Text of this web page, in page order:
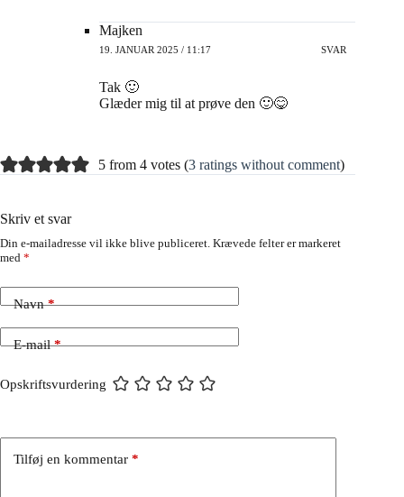
Majken
19. JANUAR 2025 / 11:17 SVAR
Tak 🙂
Glæder mig til at prøve den 🙂😋
5 from 4 votes (3 ratings without comment)
Skriv et svar
Din e-mailadresse vil ikke blive publiceret. Krævede felter er markeret
med *
Navn*
E-mail*
Opskriftsvurdering
Tilføj en kommentar *